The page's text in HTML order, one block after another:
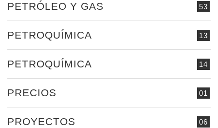
53
PETRÓLEO Y GAS
13
PETROQUÍMICA
14
PETROQUÍMICA
01
PRECIOS
06
PROYECTOS